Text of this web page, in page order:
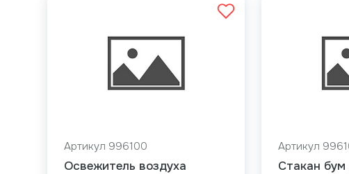
Артикул 996100
Освежитель воздуха
Артикул
Стакан бум